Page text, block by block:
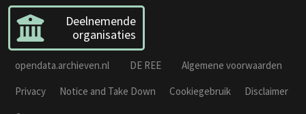
Deelnemende
organisaties
opendata.archieven.nl DE REE
Algemene voorwaarden
Privacy
Notice and Take Down Cookiegebruik
Disclaimer